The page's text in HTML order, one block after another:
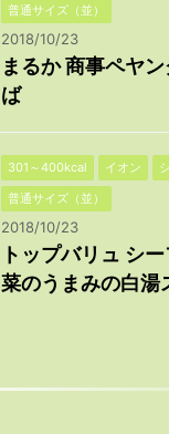
普通サイズ（並）
2018/10/23
まるか 商事ペヤ
ば
301～400kcal イオン
普通サイズ（並）
2018/10/23
トップバリュ シ
菜のうまみの白湯